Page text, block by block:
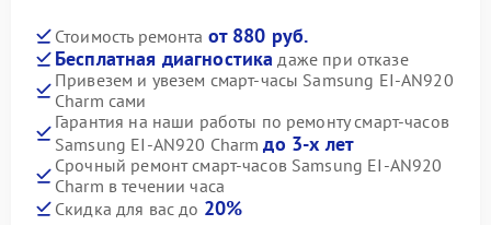
Стоимость ремонта от 880 руб.
Бесплатная диагностика даже при отказе
Привезем и увезем смарт-часы Samsung EI-AN920
Charm сами
Гарантия на наши работы по ремонту смарт-часов
Samsung EI-AN920 Charmдо 3-х лет
Срочный ремонт смарт-часов Samsung EI-AN920
Charm в течении часа
Скидка для вас до 20%